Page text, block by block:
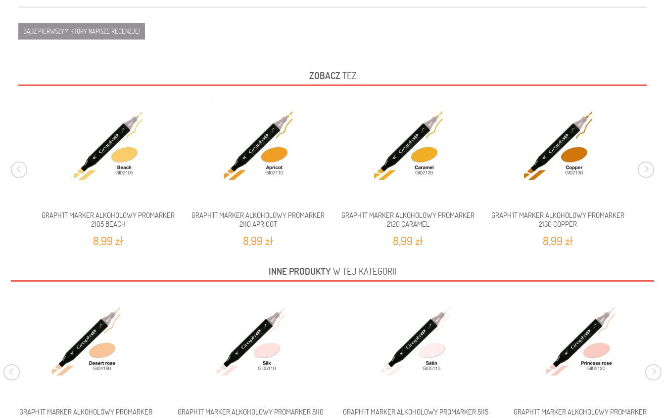
BĄDŹ PIERWSZYM KTÓRY NAPISZE RECENZJĘ!
ZOBACZTEŻ
GRAPH'IT MARKER ALKOHOLOWY PROMARKER
2105 BEACH
8,99 zł
GRAPH'IT MARKER ALKOHOLOWY PROMARKER
2110 APRICOT
8,99 zł
GRAPH'IT MARKER ALKOHOLOWY PROMARKER
2120 CARAMEL
8,99 zł
GRAPH'IT MARKER ALKOHOLOWY PROMARKER
2130 COPPER
8,99 zł
INNE PRODUKTYW TEJ KATEGORII
GRAPH'IT MARKER ALKOHOLOWY PROMARKER
GRAPH'IT MARKER ALKOHOLOWY PROMARKER 5110
GRAPH'IT MARKER ALKOHOLOWY PROMARKER 5115
GRAPH'IT MARKER ALKOHOLOWY PROMARKER